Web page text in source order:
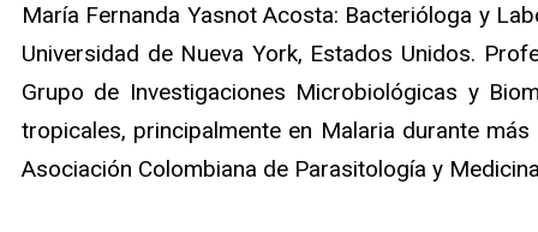
María Fernanda Yasnot Acosta: Bacterióloga y
Universidad de Nueva York, Estados Unidos.
Grupo de Investigaciones Microbiológicas y
tropicales, principalmente en Malaria durante
Asociación Colombiana de Parasitología y